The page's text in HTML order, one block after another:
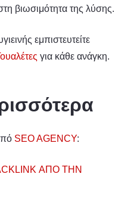
βιωσιμότητα της λύσης.
εμπιστευτείτε
για κάθε ανάγκη.
SEO AGENCY:
ΑΠΟ ΤΗΝ